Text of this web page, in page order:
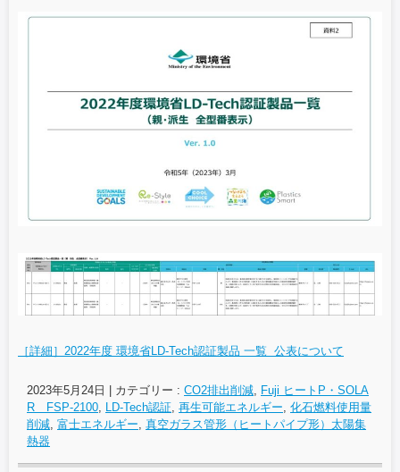
［詳細］2022年度 環境省LD-Tech認証製品 一覧 公表について
2023年5月24日 カテゴリー : CO2排出削減, Fuji ヒートP・SOLA
R FSP-2100, LD-Tech認証, 再生可能エネルギー, 化石燃料使用量
削減, 富士エネルギー, 真空ガラス管形（ヒートパイプ形）太陽集
熱器